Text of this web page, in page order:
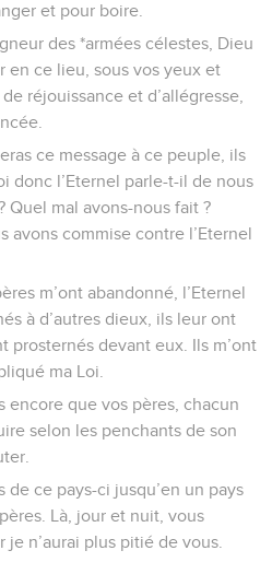
et pour boire.
des *armées célestes, Dieu
en ce lieu, sous vos yeux et
réjouissance et d’allégresse,
ce message à ce peuple, ils
donc l’Eternel parle-t-il de nous
Quel mal avons-nous fait ?
avons commise contre l’Eternel
m’ont abandonné, l’Eternel
à d’autres dieux, ils leur ont
prosternés devant eux. Ils m’ont
ma Loi.
encore que vos pères, chacun
selon les penchants de son
ce pays-ci jusqu’en un pays
Là, jour et nuit, vous
je n’aurai plus pitié de vous.